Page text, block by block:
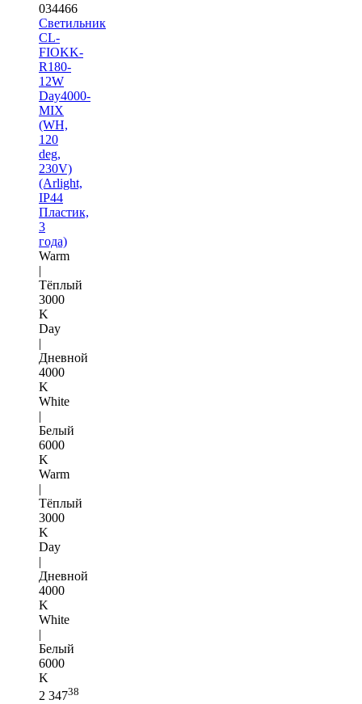
034466
Светильник
CL-
FIOKK-
R180-
12W
Day4000-
MIX
(WH,
120
deg,
230V)
(Arlight,
IP44
Пластик,
3
года)
Warm
|
Тёплый
3000
K
Day
|
Дневной
4000
K
White
|
Белый
6000
K
Warm
|
Тёплый
3000
K
Day
|
Дневной
4000
K
White
|
Белый
6000
K
2 34738